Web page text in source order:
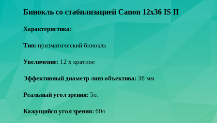
Бинокль со стабилизацией Canon 12x36 IS II
Характеристика:
Тип: призматический бинокль
Увеличение: 12 х кратное
Эффективный диаметр линз объектива: 36 мм
Реальный угол зрения: 5о.
Кажущийся угол зрения: 60о